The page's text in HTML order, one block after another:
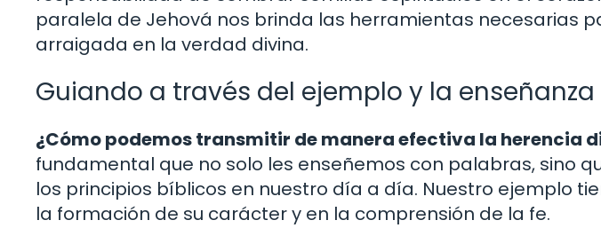
paralela de Jehová nos brinda las herramientas necesarias
arraigada en la verdad divina.
Guiando a través del ejemplo y la enseñanza
¿Cómo podemos transmitir de manera efectiva la herencia
fundamental que no solo les enseñemos con palabras, sino
los principios bíblicos en nuestro día a día. Nuestro ejemplo
la formación de su carácter y en la comprensión de la fe.